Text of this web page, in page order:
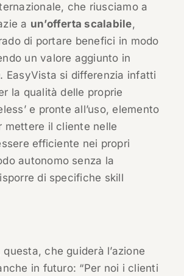
che riusciamo a
a un’offerta scalabile,
di portare benefici in modo
un valore aggiunto in
EasyVista si differenzia infatti
la qualità delle proprie
e pronte all’uso, elemento
mettere il cliente nelle
efficiente nei propri
autonomo senza la
di specifiche skill
che guiderà l’azione
in futuro: “Per noi i clienti